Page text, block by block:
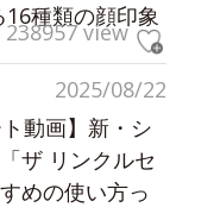
16種類の顔印象
238957 view
2025/08/22
ト動画】新・シ
ザ リンクルセ
めの使い方っ